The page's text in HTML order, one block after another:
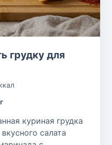
грудку для
куриная грудка
салата